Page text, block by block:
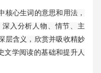
核心生词的意思和用法，
入分析人物、情节、主
层含义，欣赏并吸收精妙
文学阅读的基础和提升人